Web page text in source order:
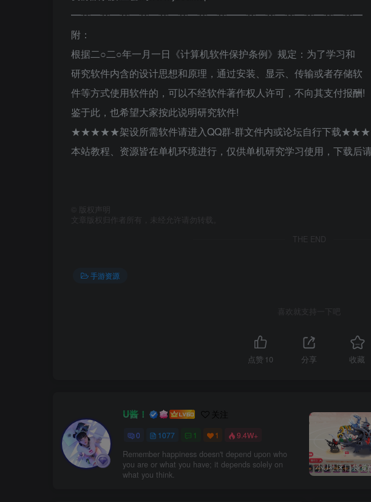
━┅━┅━┅━┅━┅━┅━┅━┅━━┅━┅━┅━┅━┅━┅━
附：
根据二○二○年一月一日《计算机软件保护条例》规定：为了学习和
研究软件内含的设计思想和原理，通过安装、显示、传输或者存储软
件等方式使用软件的，可以不经软件著作权人许可，不向其支付报酬!
鉴于此，也希望大家按此说明研究软件!
★★★★★架设所需软件请进入QQ群-群文件内或论坛自行下载
本站教程、资源皆在单机环境进行，仅供单机研究学习使用，下载后
版权声明
文章版权归作者所有，未经允许请勿转载。
THE END
手游资源
喜欢就支持一下吧
点赞 10 分享 收藏
U酱！ 关注
0 1077 1 1 9.4W+
No matter what label is thrown your way, only you
can define your self.